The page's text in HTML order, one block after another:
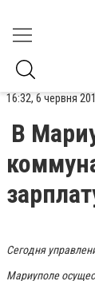
16:32, 6 червня
В
Сегодня
Мариуполе